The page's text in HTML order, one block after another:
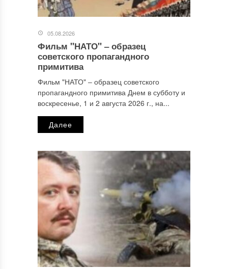
Этот сайт использует Akismet для борьбы со спамом.
Узнайте, как обрабатываются ваши данные комментариев
05.08.2026
Фильм "НАТО" ‒ образец
советского пропагандного
примитива
Фильм "НАТО" ‒ образец советского
пропагандного примитива Днем в субботу и
воскресенье, 1 и 2 августа 2026 г., на...
Далее